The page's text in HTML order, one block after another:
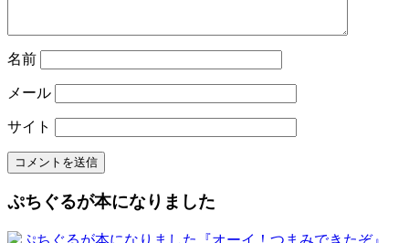
名前
メール
サイト
ぷちぐるが本になりました